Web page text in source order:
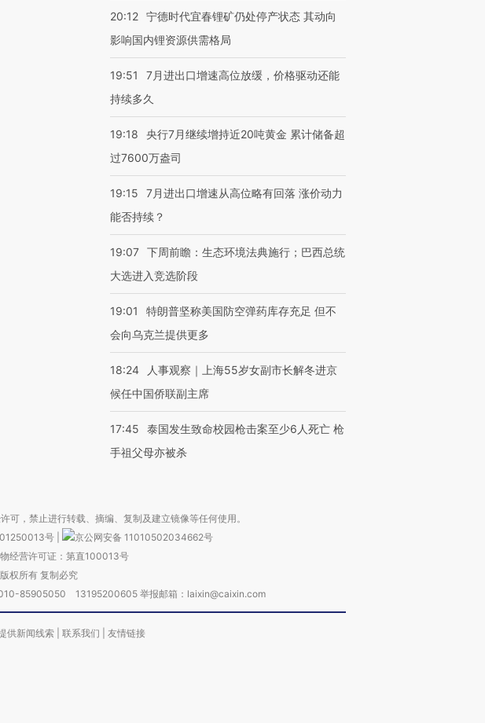
20:12 宁德时代宜春锂矿仍处停产状态 其动向
影响国内锂资源供需格局
19:51
7月进出口增速高位放缓，价格驱动还能
持续多久
19:18
央行7月继续增持近20吨黄金 累计储备超
过7600万盎司
19:15
7月进出口增速从高位略有回落 涨价动力
能否持续？
19:07 下周前瞻：生态环境法典施行；巴西总统
大选进入竞选阶段
19:01
特朗普坚称美国防空弹药库存充足 但不
会向乌克兰提供更多
18:24
人事观察｜上海55岁女副市长解冬进京
候任中国侨联副主席
17:45
泰国发生致命校园枪击案至少6人死亡 枪
手祖父母亦被杀
，禁止进行转载、摘编、复制及建立镜像等任何使用。
号
京公网安备 11010502034662号
经营许可证：第直100013号
权所有 复制必究
010-85905050 13195200605 举报邮箱：laixin@caixin.com
供新闻线索 联系我们 友情链接